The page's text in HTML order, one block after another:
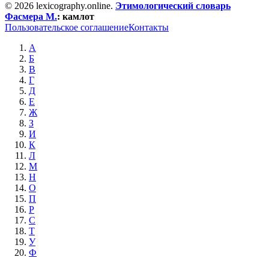
© 2026 lexicography.online. Этимологический словарь
Фасмера М.: камлот
Пользовательское соглашениеКонтакты
А
Б
В
Г
Д
Е
Ж
З
И
К
Л
М
Н
О
П
Р
С
Т
У
Ф